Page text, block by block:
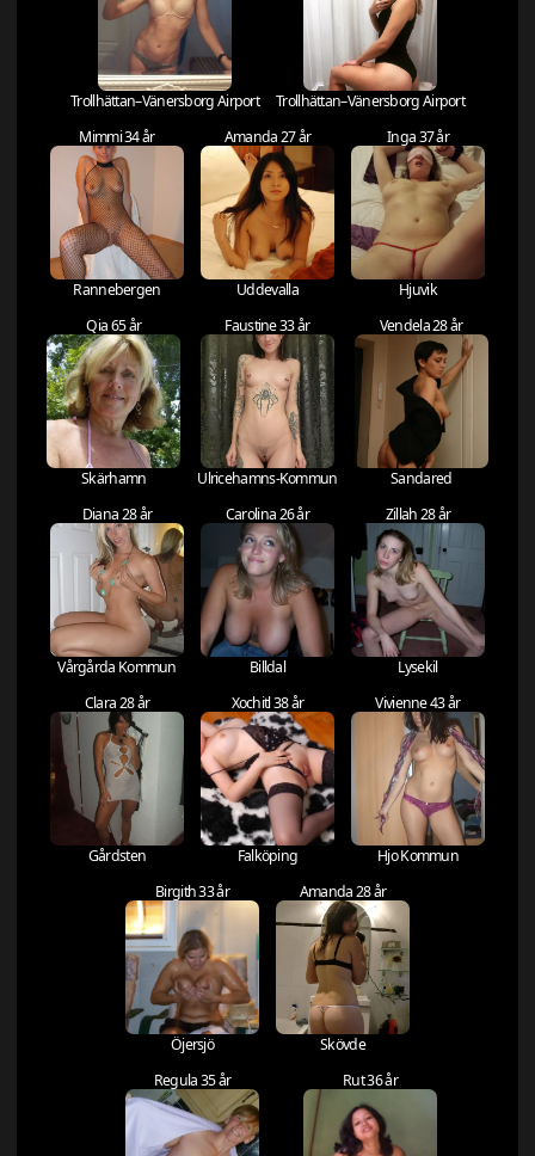
Trollhättan–Vänersborg Airport
Trollhättan–Vänersborg Airport
Mimmi 34 år
Rannebergen
Amanda 27 år
Uddevalla
Inga 37 år
Hjuvik
Qia 65 år
Skärhamn
Faustine 33 år
Ulricehamns-Kommun
Vendela 28 år
Sandared
Diana 28 år
Vårgårda Kommun
Carolina 26 år
Billdal
Zillah 28 år
Lysekil
Clara 28 år
Gårdsten
Xochitl 38 år
Falköping
Vivienne 43 år
Hjo Kommun
Birgith 33 år
Öjersjö
Amanda 28 år
Skövde
Regula 35 år
Rut 36 år